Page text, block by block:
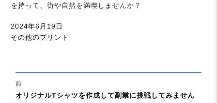
を持って、街や自然を満喫しませんか？
投
稿
2024年6月19日
カ
リ
ー
その他のプリント
稿
ナ
前
過
オリジナルTシャツを作成して副業に挑戦してみません